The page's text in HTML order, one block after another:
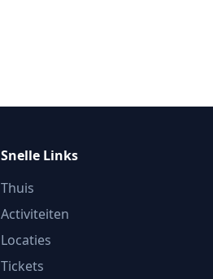
Snelle Links
Thuis
Activiteiten
Locaties
Tickets